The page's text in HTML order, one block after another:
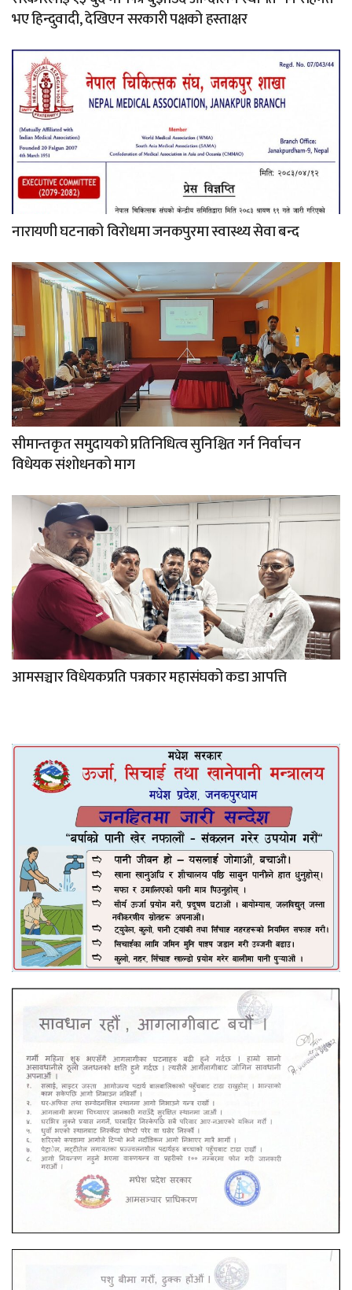
भए हिन्दुवादी, देखिएन सरकारी पक्षको हस्ताक्षर
नारायणी घटनाको विरोधमा जनकपुरमा स्वास्थ्य सेवा बन्द
सीमान्तकृत समुदायको प्रतिनिधित्व सुनिश्चित गर्न निर्वाचन
विधेयक संशोधनको माग
आमसञ्चार विधेयकप्रति पत्रकार महासंघको कडा आपत्ति